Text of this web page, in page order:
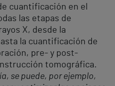
cuantificación en el
las etapas de
X, desde la
la cuantificación de
pre- y post-
tomográfica.
se puede, por ejemplo,